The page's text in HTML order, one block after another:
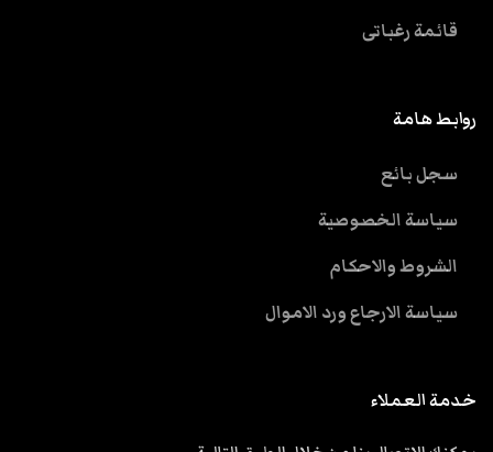
قائمة رغباتى
روابط هامة
سجل بائع
سياسة الخصوصية
الشروط والاحكام
سياسة الارجاع ورد الاموال
خدمة العملاء